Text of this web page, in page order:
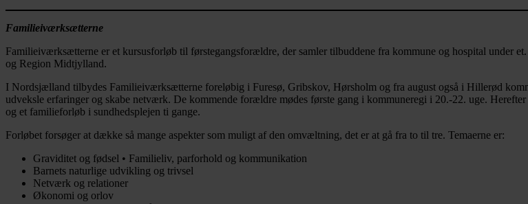
Familieiværksætterne
Familieiværksætterne er et kursusforløb til førstegangsforældre, der samler tilbuddene fra kommune og hospital under
og Region Midtjylland.
I Nordsjælland tilbydes Familieiværksætterne foreløbig i Furesø, Gribskov, Hørsholm og fra august også i Hillerød
udveksle erfaringer og skabe netværk. De kommende forældre mødes første gang i kommuneregi i 20.-22. uge.
og et familieforløb i sundhedsplejen ti gange.
Forløbet forsøger at dække så mange aspekter som muligt af den omvæltning, det er at gå fra to til tre. Temaerne er:
Graviditet og fødsel • Familieliv, parforhold og kommunikation
Barnets naturlige udvikling og trivsel
Netværk og relationer
Økonomi og orlov